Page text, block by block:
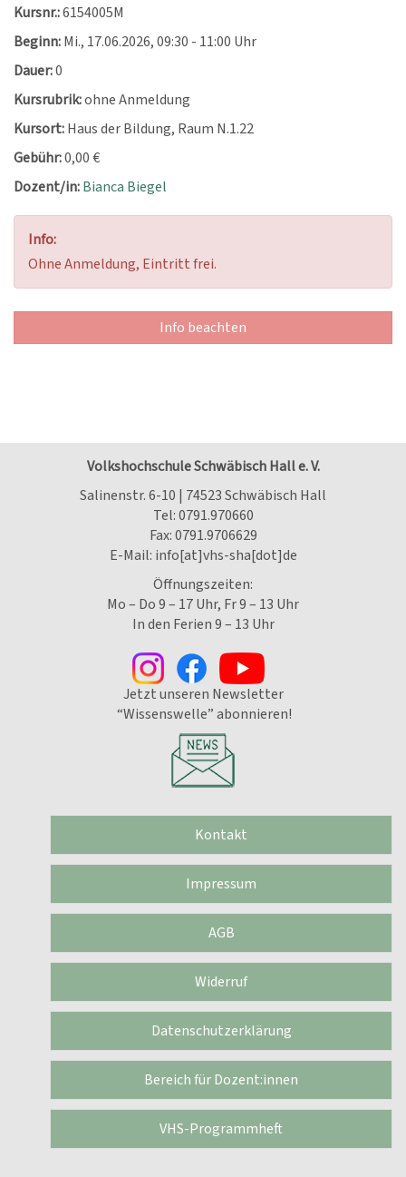
Kursnr.:6154005M
Beginn:Mi., 17.06.2026, 09:30 - 11:00 Uhr
Dauer:0
Kursrubrik:ohne Anmeldung
Kursort:Haus der Bildung, Raum N.1.22
Gebühr:0,00 €
Dozent/in:Bianca Biegel
Info:
Ohne Anmeldung, Eintritt frei.
Info beachten
Volkshochschule Schwäbisch Hall e. V.
Salinenstr. 6-10 | 74523 Schwäbisch Hall
Tel:0791.970660
Fax: 0791.9706629
E-Mail: info[at]vhs-sha[dot]de
Öffnungszeiten:
Mo – Do 9 – 17 Uhr, Fr 9 – 13 Uhr
In den Ferien 9 – 13 Uhr
Jetzt unseren Newsletter
“Wissenswelle” abonnieren!
Kontakt
Impressum
AGB
Widerruf
Datenschutzerklärung
Bereich für Dozent:innen
VHS-Programmheft